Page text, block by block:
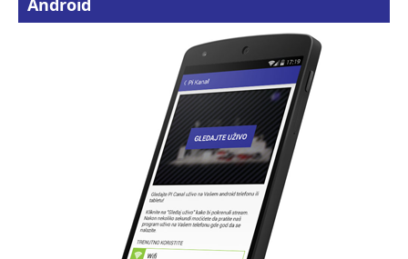
Android